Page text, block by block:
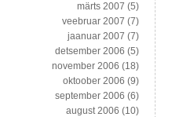
märts 2007 (5)
veebruar 2007 (7)
jaanuar 2007 (7)
detsember 2006 (5)
november 2006 (18)
oktoober 2006 (9)
september 2006 (6)
august 2006 (10)